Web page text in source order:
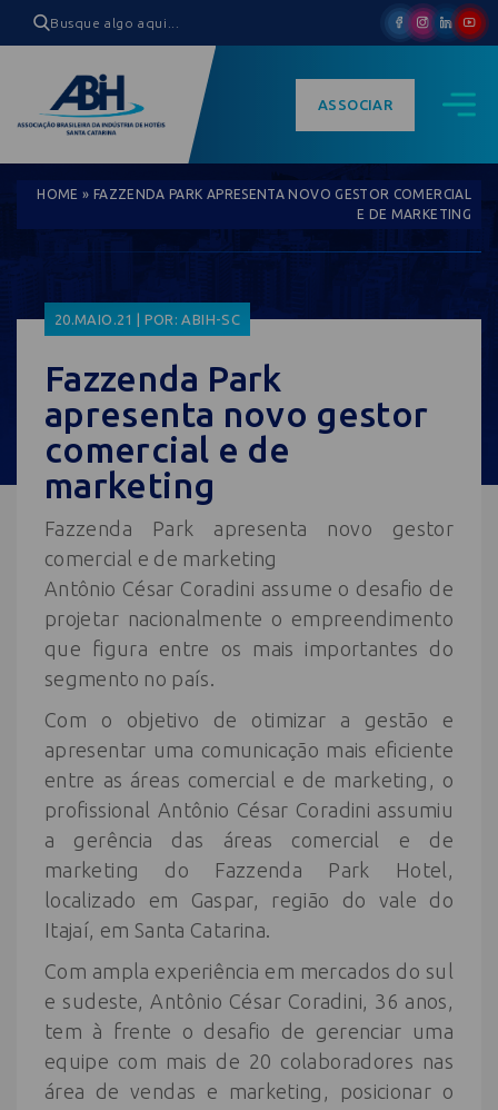
ASSOCIAR
HOME » FAZZENDA PARK APRESENTA NOVO GESTOR COMERCIAL
E DE MARKETING
20.MAIO.21 | POR: ABIH-SC
Fazzenda Park
apresenta novo gestor
comercial e de
marketing
Fazzenda Park apresenta novo gestor
comercial e de marketing
Antônio César Coradini assume o desafio de
projetar nacionalmente o empreendimento
que figura entre os mais importantes do
segmento no país.
Com o objetivo de otimizar a gestão e
apresentar uma comunicação mais eficiente
entre as áreas comercial e de marketing, o
profissional Antônio César Coradini assumiu
a gerência das áreas comercial e de
marketing do Fazzenda Park Hotel,
localizado em Gaspar, região do vale do
Itajaí, em Santa Catarina.
Com ampla experiência em mercados do sul
e sudeste, Antônio César Coradini, 36 anos,
tem à frente o desafio de gerenciar uma
equipe com mais de 20 colaboradores nas
área de vendas e marketing, posicionar o